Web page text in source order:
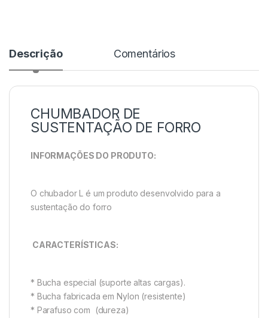
Descrição Comentários
CHUMBADOR DE
SUSTENTAÇÃO DE FORRO
INFORMAÇÕES DO PRODUTO:
O chubador L é um produto desenvolvido para a
sustentação do forro
CARACTERÍSTICAS:
* Bucha especial (suporte altas cargas).
* Bucha fabricada em Nylon (resistente)
* Parafuso com (dureza)